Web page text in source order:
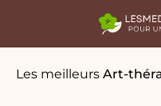
Les meilleurs Art-